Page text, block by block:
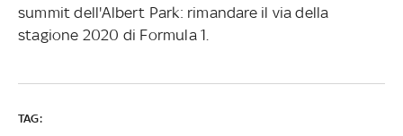
summit dell'Albert Park: rimandare il via della
stagione 2020 di Formula 1.
TAG: